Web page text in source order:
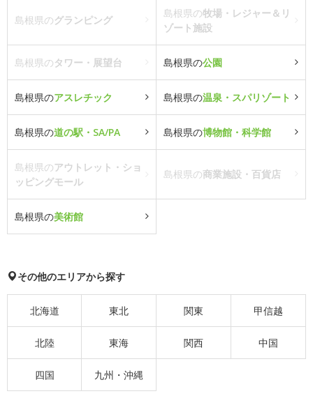
島根県のグランピング
島根県の牧場・レジャー＆リ
ゾート施設
島根県のタワー・展望台 島根県の公園
島根県のアスレチック 島根県の温泉・スパリゾート
島根県の道の駅・SA/PA 島根県の博物館・科学館
島根県のアウトレット・ショ
ッピングモール
島根県の商業施設・百貨店
島根県の美術館
その他のエリアから探す
北海道 東北 関東 甲信越
北陸 東海 関西 中国
四国 九州・沖縄